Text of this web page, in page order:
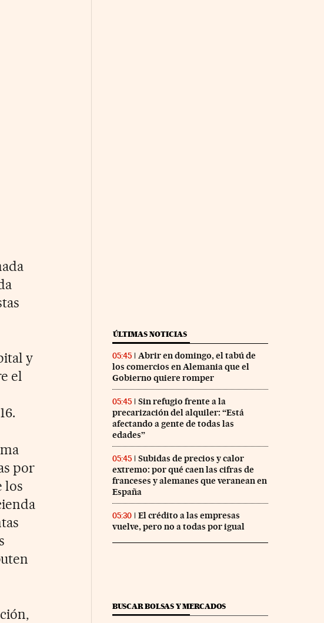
y
el
por
los
ÚLTIMAS NOTICIAS
05:45
Abrir en domingo, el tabú de
los comercios en Alemania que el
Gobierno quiere romper
05:45
Sin refugio frente a la
precarización del alquiler: “Está
afectando a gente de todas las
edades”
05:45
Subidas de precios y calor
extremo: por qué caen las cifras de
franceses y alemanes que veranean en
España
05:30
El crédito a las empresas
vuelve, pero no a todas por igual
BUSCAR BOLSAS Y MERCADOS